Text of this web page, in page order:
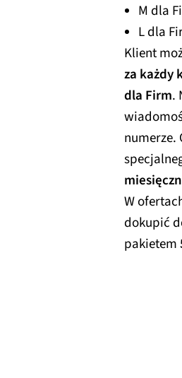
M dla
L dla
Klient
za każdy
dla Firm.
numerze.
W
dokupić
pakietem